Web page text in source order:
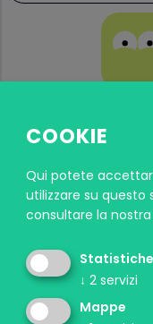
Un progetto del
primarie e
lingua tedesca e
comunicazioni e
Sanitaria dell'Alto
COOKIE
Qui potete
utilizzare su questo
consultare la nostra
↓ 2 servizi
Mappe